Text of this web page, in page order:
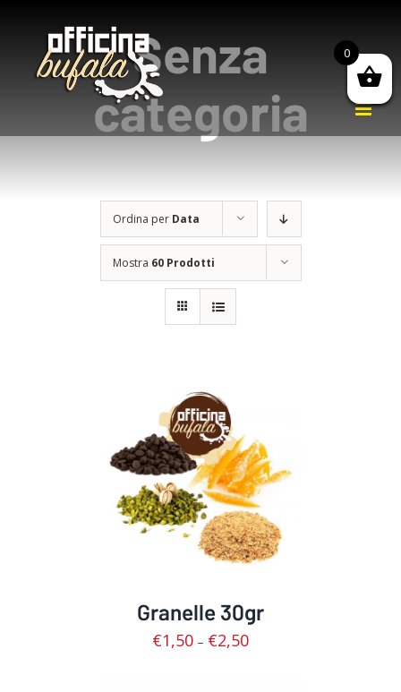
contenuto
Senza
categoria
Ordina per Data
Mostra 60 Prodotti
SCEGLI / DETTAGLI
Granelle 30gr
€1,50 – €2,50
0